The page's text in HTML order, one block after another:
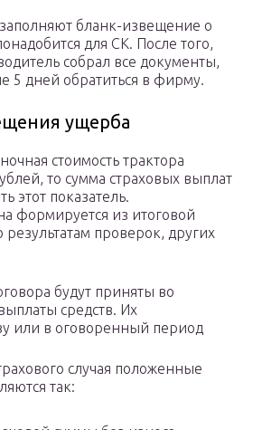
бланк-извещение о
для СК. После того,
собрал все документы,
5 дней обратиться в фирму.
ущерба
стоимость трактора
то сумма страховых выплат
этот показатель.
формируется из итоговой
проверок, других
будут приняты во
средств. Их
или в оговоренный период
случая положенные
так: